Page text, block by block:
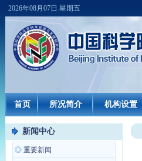
2026年08月07日 星期五
首页 所况简介 机构设置
新闻中心
◎ 重要新闻